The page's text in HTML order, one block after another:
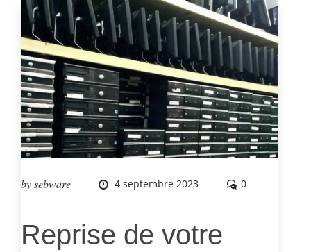
bysebware 4 septembre 2023 0
Reprise de votre